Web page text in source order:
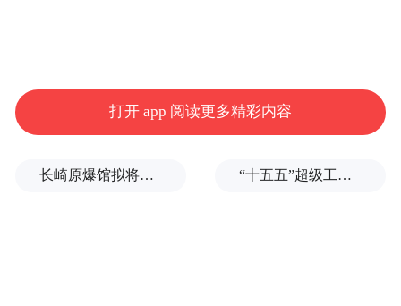
打开 app 阅读更多精彩内容
长崎原爆馆拟将南京大屠杀改为南京事件，有日本民众现场质疑 “十五五”超级工程来了，这是国家级押宝